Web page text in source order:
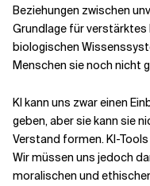
Beziehungen zwischen
Grundlage für verstärktes
biologischen
Menschen sie noch nicht
KI kann uns zwar einen
geben, aber sie kann sie
Verstand formen. KI-
Wir müssen uns jedoch
moralischen und